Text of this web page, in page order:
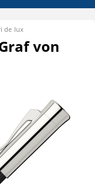
de lux
von